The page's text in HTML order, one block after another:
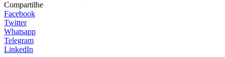
Compartilhe
Facebook
Twitter
Whatsapp
Telegram
LinkedIn